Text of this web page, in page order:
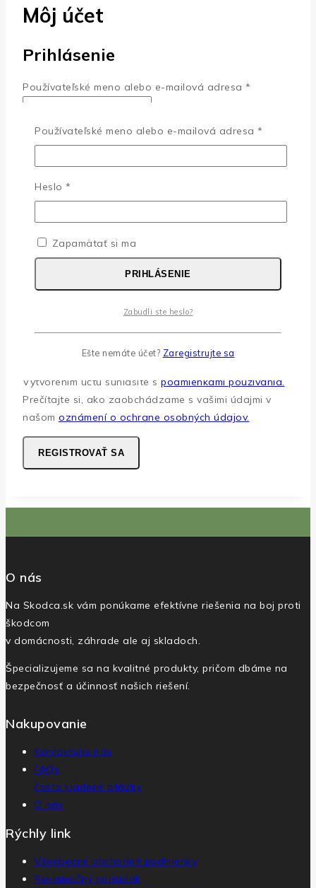
Môj účet
Prihlásenie
Používateľské meno alebo e-mailová adresa *
Heslo*
Registrovať sa
Odkaz na nastavenie nového hesla bude odoslaný na
Vytvorením účtu súhlasíte s podmienkami používania.
Prečítajte si, ako zaobchádzame s vašimi údajmi v
našom oznámení o ochrane osobných údajov.
REGISTROVAŤ SA
O nás
Na Skodca.sk vám ponúkame efektívne riešenia na boj proti
škodcom
v domácnosti, záhrade ale aj skladoch.
Špecializujeme sa na kvalitné produkty, pričom dbáme na
bezpečnosť a účinnosť našich riešení.
Nakupovanie
Kontaktujte nás
FAQs
často kladené otázky
O nás
Rýchly link
Všeobecné obchodné podmienky
Reklamačný poriadok
Používateľské meno alebo e-mailová adresa *
Heslo *
Zapamätať si ma
PRIHLÁSENIE
Zabudli ste heslo?
Ešte nemáte účet? Zaregistrujte sa